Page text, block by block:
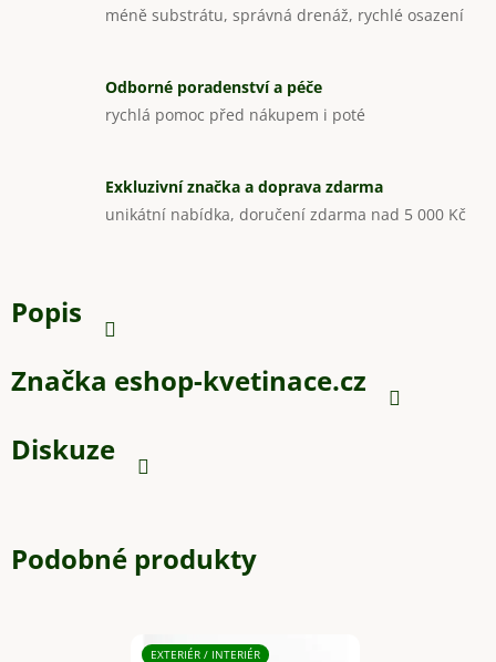
méně substrátu, správná drenáž, rychlé osazení
Odborné poradenství a péče
rychlá pomoc před nákupem i poté
Exkluzivní značka a doprava zdarma
unikátní nabídka, doručení zdarma nad 5 000 Kč
Popis
Značka eshop-kvetinace.cz
Diskuze
Podobné produkty
EXTERIÉR / INTERIÉR